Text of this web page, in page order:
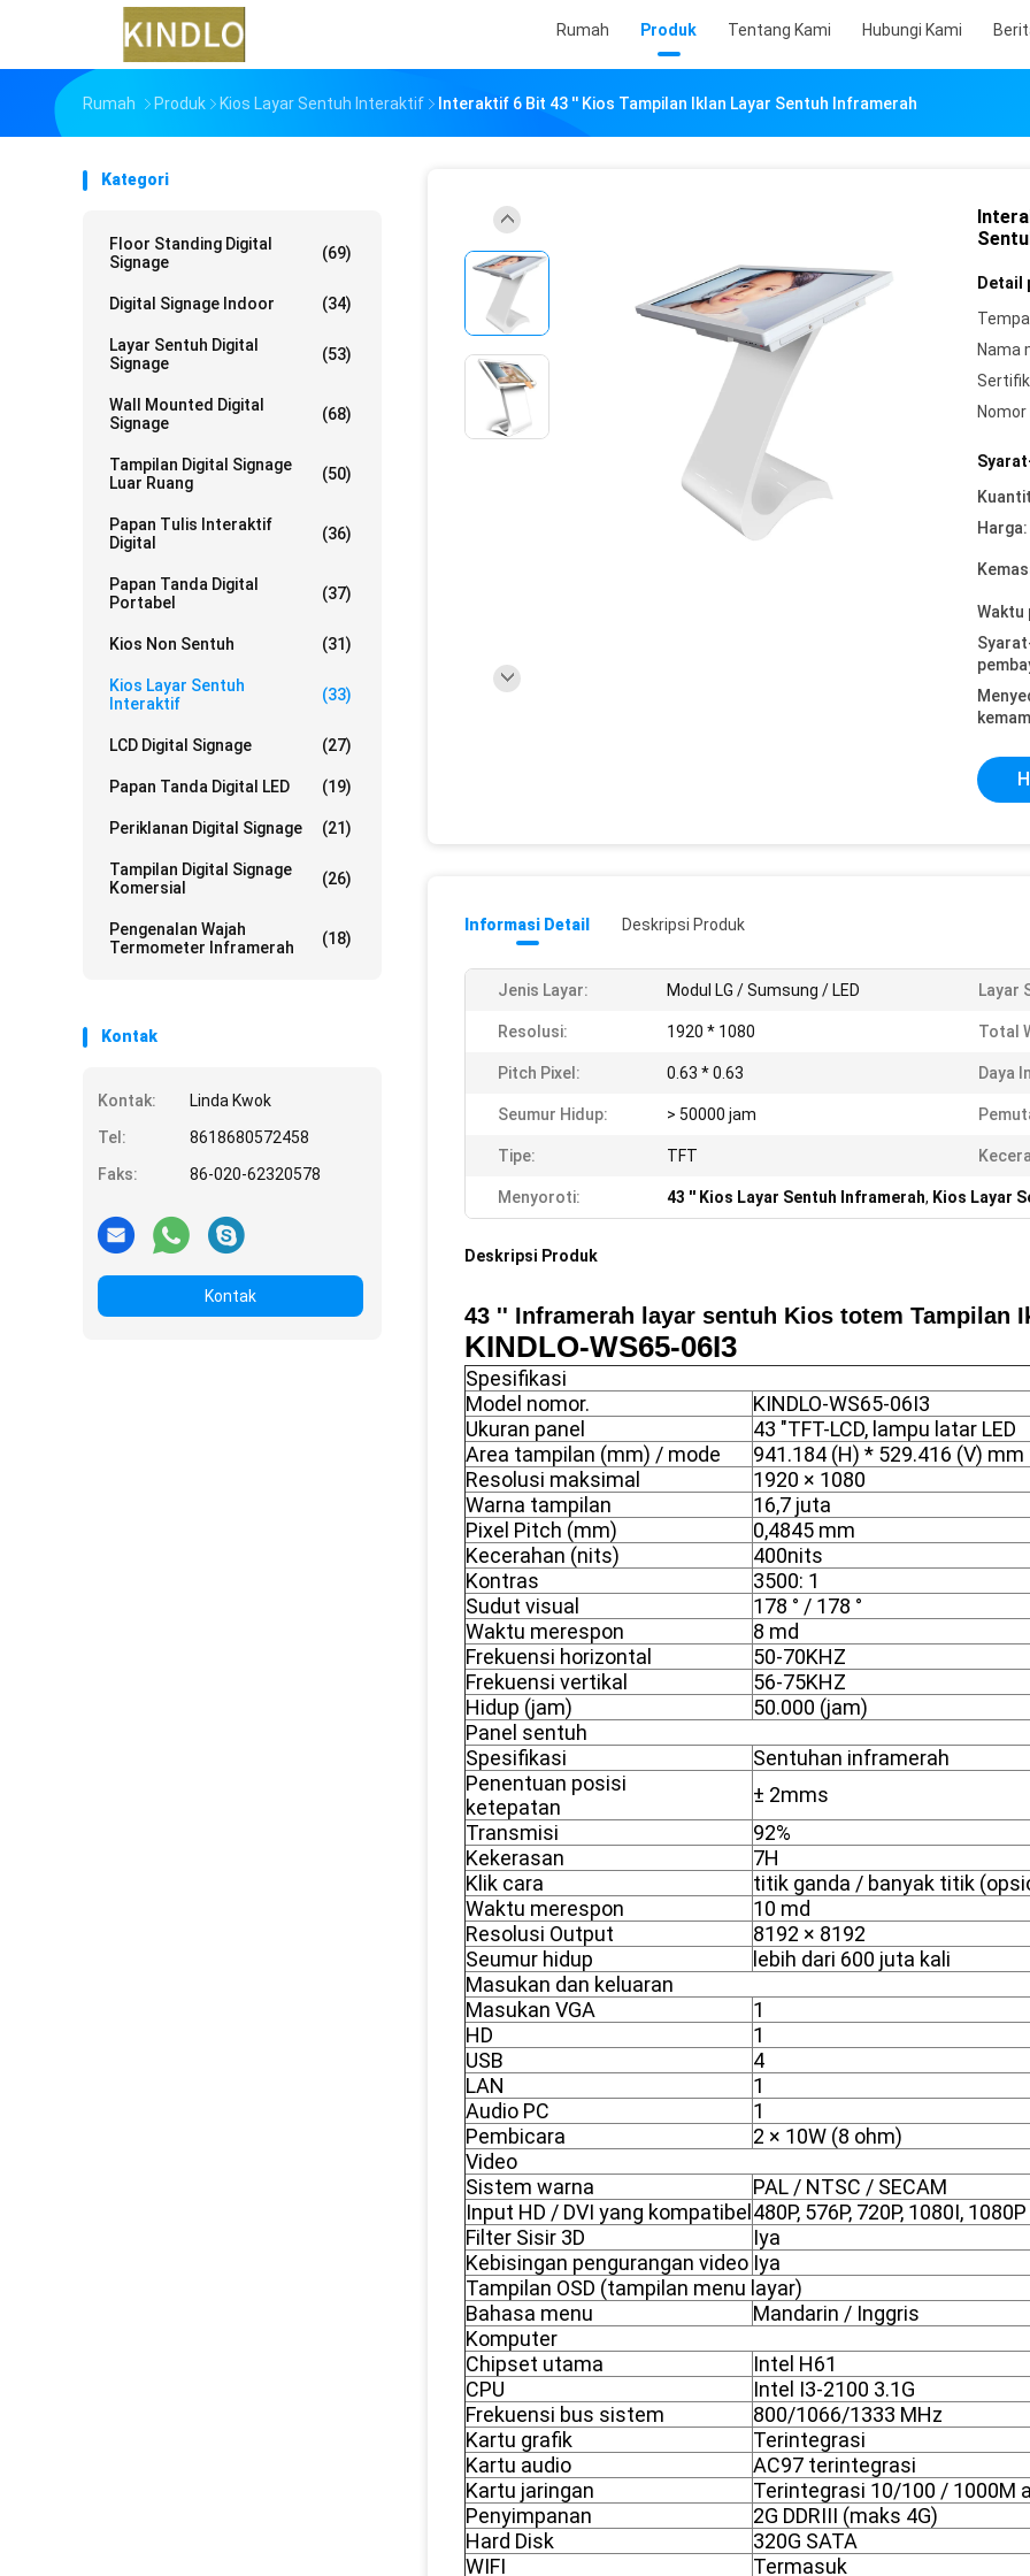
Rumah Produk Tentang Kami Hubungi Kami
Rumah Produk Kios Layar Sentuh Interaktif Interaktif 6 Bit 43 '' Kios Tampilan Iklan Layar Sentuh Inframerah
Kategori
Floor Standing Digital
Signage
(69)
Digital Signage Indoor (34)
Layar Sentuh Digital
Signage
(53)
Wall Mounted Digital
Signage
(68)
Tampilan Digital Signage
Luar Ruang
(50)
Papan Tulis Interaktif
Digital
(36)
Papan Tanda Digital
Portabel
(37)
Kios Non Sentuh (31)
Kios Layar Sentuh
Interaktif
(33)
LCD Digital Signage (27)
Papan Tanda Digital LED (19)
Periklanan Digital Signage (21)
Tampilan Digital Signage
Komersial
(26)
Pengenalan Wajah
Termometer Inframerah
(18)
Kontak
Kontak:
Linda Kwok
Tel:
8618680572458
Faks:
86-020-62320578
Kontak
Detail
Nama
Harga:
Waktu
Informasi Detail Deskripsi Produk
Jenis Layar: Modul LG / Sumsung / LED Layar
Resolusi: 1920 * 1080 Total
Pitch Pixel: 0.63 * 0.63 Daya
Seumur Hidup: > 50000 jam
Tipe: TFT
Menyoroti: 43 '' Kios Layar Sentuh Inframerah, Kios Layar
Deskripsi Produk
43 '' Inframerah layar sentuh Kios totem Tampilan
KINDLO-WS65-06I3
Spesifikasi
Model nomor.
KINDLO-WS65-06I3
Ukuran panel
43 "TFT-LCD, lampu latar LED
Area tampilan (mm) / mode
941.184 (H) * 529.416 (V) mm
Resolusi maksimal
1920 × 1080
Warna tampilan
16,7 juta
Pixel Pitch (mm)
0,4845 mm
Kecerahan (nits)
400nits
Kontras
3500: 1
Sudut visual
178 ° / 178 °
Waktu merespon
8 md
Frekuensi horizontal
50-70KHZ
Frekuensi vertikal
56-75KHZ
Hidup (jam)
50.000 (jam)
Panel sentuh
Spesifikasi
Sentuhan inframerah
Penentuan posisi
ketepatan
± 2mms
Transmisi
92%
Kekerasan
7H
Klik cara
titik ganda / banyak titik
Waktu merespon
10 md
Resolusi Output
8192 × 8192
Seumur hidup
lebih dari 600 juta kali
Masukan dan keluaran
Masukan VGA
1
HD
1
USB
4
LAN
1
Audio PC
1
Pembicara
2 × 10W (8 ohm)
Video
Sistem warna
PAL / NTSC / SECAM
Input HD / DVI yang kompatibel 480P, 576P, 720P, 1080I, 1080P
Filter Sisir 3D
Iya
Kebisingan pengurangan video Iya
Tampilan OSD (tampilan menu layar)
Bahasa menu
Mandarin / Inggris
Komputer
Chipset utama
Intel H61
CPU
Intel I3-2100 3.1G
Frekuensi bus sistem
800/1066/1333 MHz
Kartu grafik
Terintegrasi
Kartu audio
AC97 terintegrasi
Kartu jaringan
Terintegrasi 10/100 / 1000M
Penyimpanan
2G DDRIII (maks 4G)
Hard Disk
320G SATA
WIFI
Termasuk